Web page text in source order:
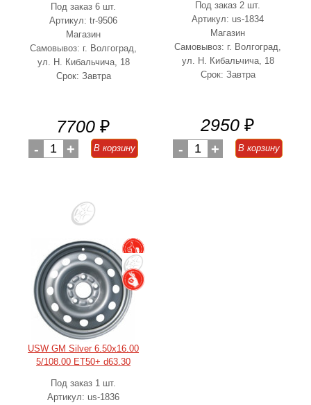
Под заказ 6 шт.
Артикул: tr-9506
Магазин
Самовывоз: г. Волгоград,
ул. Н. Кибальчича, 18
Срок: Завтра
7700 ₽
- 1 + В корзину
Под заказ 2 шт.
Артикул: us-1834
Магазин
Самовывоз: г. Волгоград,
ул. Н. Кибальчича, 18
Срок: Завтра
2950 ₽
- 1 + В корзину
USW GM Silver 6.50x16.00
5/108.00 ET50+ d63.30
Под заказ 1 шт.
Артикул: us-1836